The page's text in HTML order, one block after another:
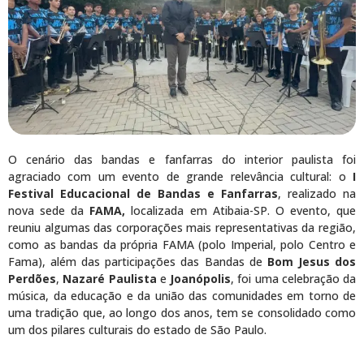
O cenário das bandas e fanfarras do interior paulista foi
agraciado com um evento de grande relevância cultural: o I
Festival Educacional de Bandas e Fanfarras, realizado na
nova sede da FAMA,localizada em Atibaia-SP. O evento, que
reuniu algumas das corporações mais representativas da região,
como as bandas da própria FAMA (polo Imperial, polo Centro e
Fama), além das participações das Bandas de Bom Jesus dos
Perdões, Nazaré Paulista e Joanópolis, foi uma celebração da
música, da educação e da união das comunidades em torno de
uma tradição que, ao longo dos anos, tem se consolidado como
um dos pilares culturais do estado de São Paulo.